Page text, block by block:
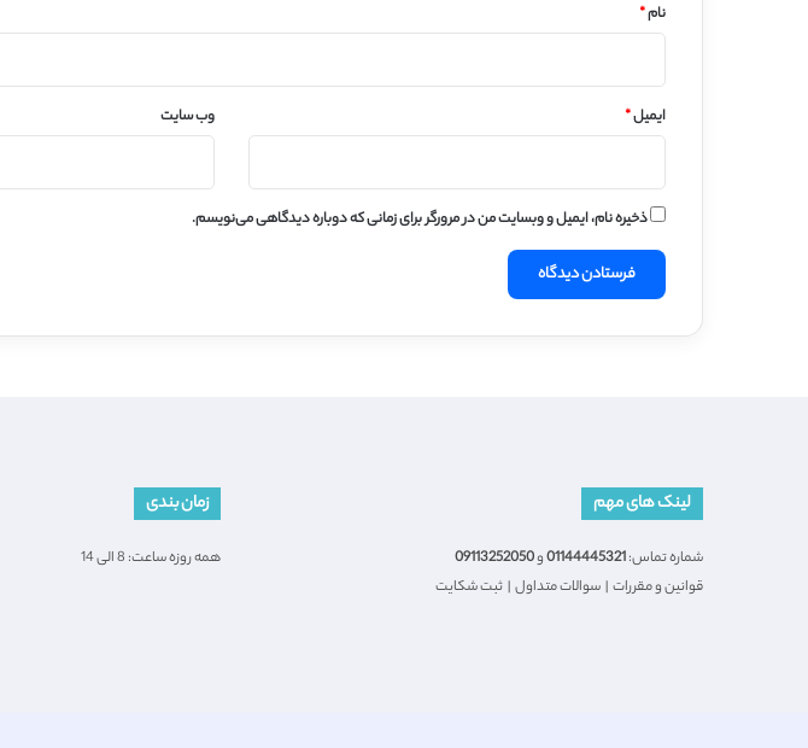
نام*
ایمیل* وب‌ سایت
ذخیره نام، ایمیل و وبسایت من در مرورگر برای زمانی که دوباره دیدگاهی می‌نویسم.
لینک های مهم
شماره تماس:01144445321و09113252050
قوانین و مقررات | سوالات متداول | ثبت شکایت
زمان بندی
همه روزه ساعت: 8 الی 14